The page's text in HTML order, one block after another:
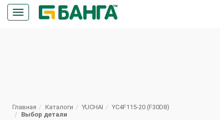
Кнопка
меню
Главная Каталоги YUCHAI
YC4F115-20 (F30D8)
Выбор детали